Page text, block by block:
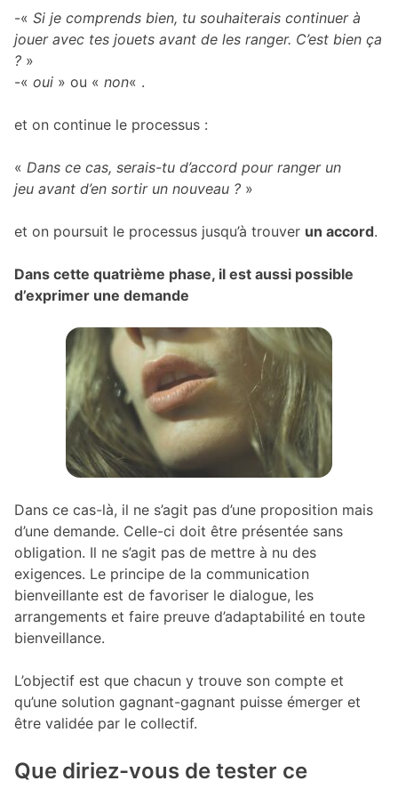
-« Si je comprends bien, tu souhaiterais continuer à
jouer avec tes jouets avant de les ranger. C’est bien ça
? »
-« oui » ou « non« .
et on continue le processus :
« Dans ce cas, serais-tu d’accord pour ranger un
jeu avant d’en sortir un nouveau ? »
et on poursuit le processus jusqu’à trouver un accord.
Dans cette quatrième phase, il est aussi possible
d’exprimer une demande
Dans ce cas-là, il ne s’agit pas d’une proposition mais
d’une demande. Celle-ci doit être présentée sans
obligation. Il ne s’agit pas de mettre à nu des
exigences. Le principe de la communication
bienveillante est de favoriser le dialogue, les
arrangements et faire preuve d’adaptabilité en toute
bienveillance.
L’objectif est que chacun y trouve son compte et
qu’une solution gagnant-gagnant puisse émerger et
être validée par le collectif.
Que diriez-vous de tester ce